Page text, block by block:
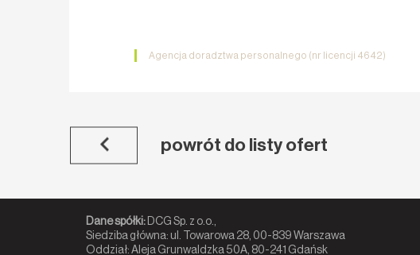
Agencja doradztwa personalnego (nr licencji 4642)
powrót do listy ofert
Dane spółki:DCG Sp. z o.o.,
Siedziba główna: ul. Towarowa 28, 00-839 Warszawa
Oddział: Aleja Grunwaldzka 50A, 80-241 Gdańsk